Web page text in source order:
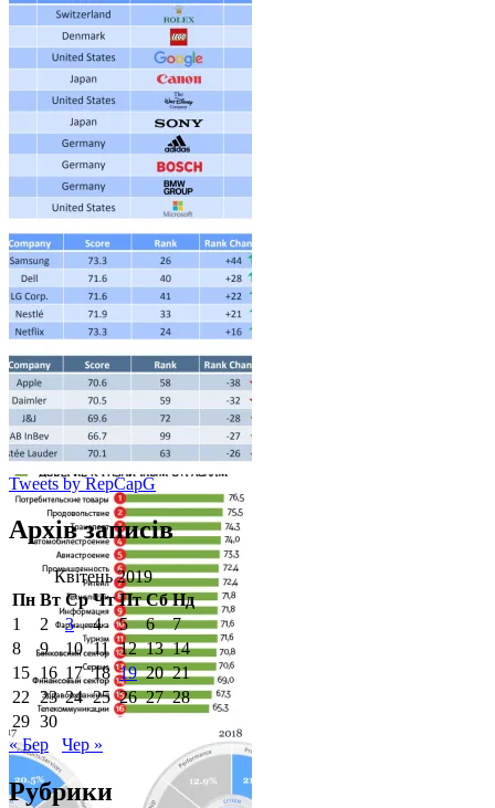
Tweets by RepCapG
Архів записів
Квітень 2019
Пн Вт Ср Чт Пт Сб Нд
1
2 3 4 5 6
7
8
9 10 11 12 13 14
15 16 17 18 19 20 21
22
23 24 25 26 27 28
29 30
« Бер
Чер »
Рубрики